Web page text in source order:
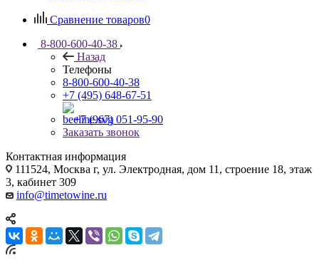
Сравнение товаров0
8-800-600-40-38
Назад
Телефоны
8-800-600-40-38
+7 (495) 648-67-51
+7 (967) 051-95-90
Заказать звонок
Контактная информация
111524, Москва г, ул. Электродная, дом 11, строение 18, этаж
3, кабинет 309
info@timetowine.ru